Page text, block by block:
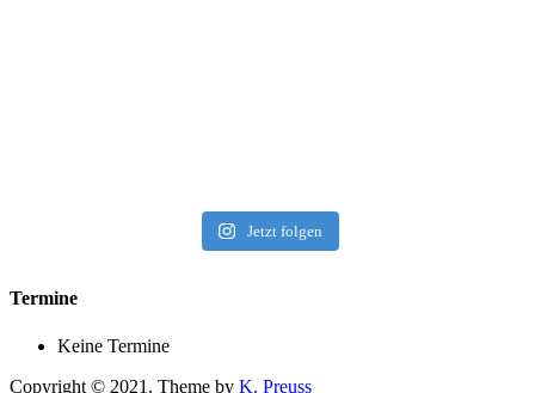
Jetzt folgen
Termine
Keine Termine
Copyright © 2021. Theme by K. Preuss